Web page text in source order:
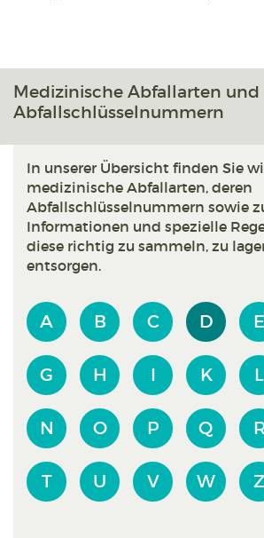
Medizinische Abfallarten und
Abfallschlüsselnummern
In unserer Übersicht finden Sie
medizinische Abfallarten, deren
Abfallschlüsselnummern sowie
Informationen und spezielle
diese richtig zu sammeln, zu
entsorgen.
A B C D E
G H I K L
N O P Q
T U V W Z